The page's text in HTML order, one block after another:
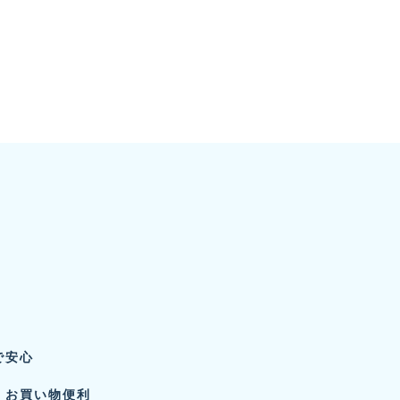
安心
買い物便利